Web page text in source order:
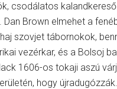
csodálatos
Dan Brown elmehet a
szovjet tábornokok,
vezérkar, és a Bolsoj
1606-os tokaji aszú
hogy